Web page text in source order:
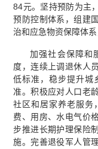
84元。坚持预防为主
预防控制体系，组建
治和应急物资保障体系
加强社会保障和
度，连续上调退休人
低标准，稳步提升城
准。积极应对人口老
社区和居家养老服务
费、用房、水电气价
步推进长期护理保险
施。完善退役军人管